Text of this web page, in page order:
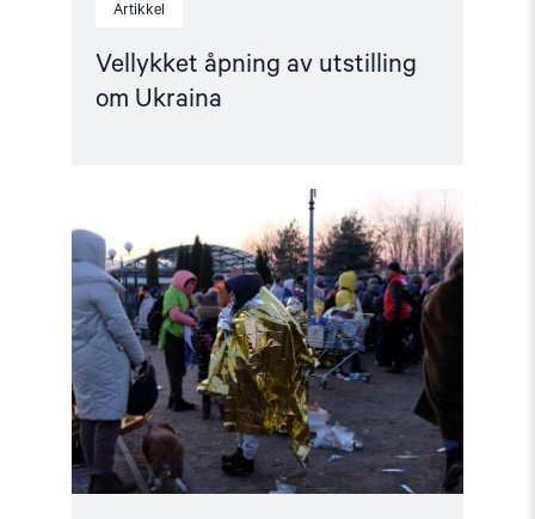
Artikkel
Vellykket åpning av utstilling
om Ukraina
article
"Skeive
flyktninger
–
hva
trengs
og
hva
gjør
vi?"